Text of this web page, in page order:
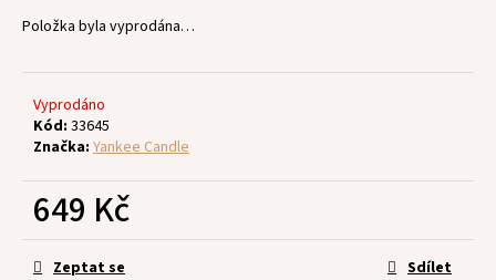
Položka byla vyprodána…
Vyprodáno
Kód: 33645
Značka: Yankee Candle
649 Kč
Měrná
cena:Zeptat se Sdílet
r
č
u
m